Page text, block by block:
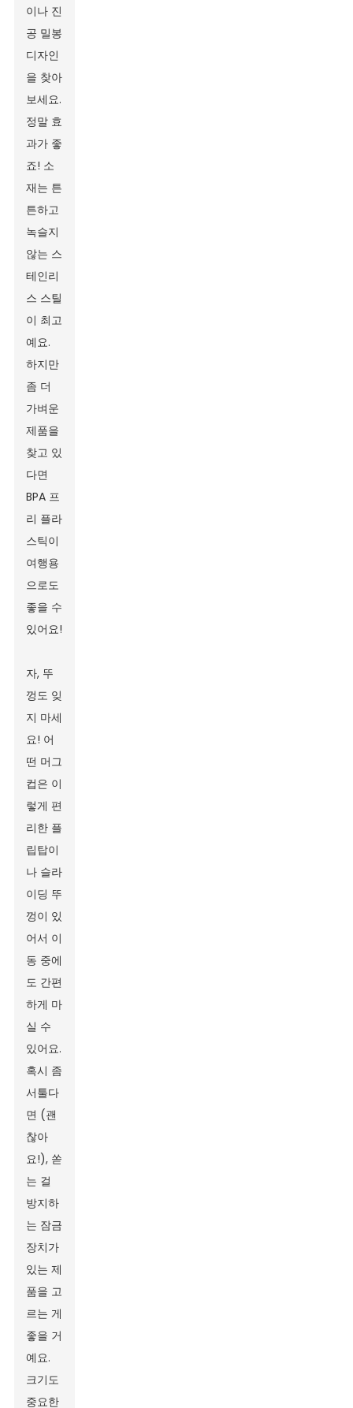
이나 진
공 밀봉
디자인
을 찾아
보세요.
정말 효
과가 좋
죠! 소
재는 튼
튼하고
녹슬지
않는 스
테인리
스 스틸
이 최고
예요.
하지만
좀 더
가벼운
제품을
찾고 있
다면
BPA 프
리 플라
스틱이
여행용
으로도
좋을 수
있어요!
자, 뚜
껑도 잊
지 마세
요! 어
떤 머그
컵은 이
렇게 편
리한 플
립탑이
나 슬라
이딩 뚜
껑이 있
어서 이
동 중에
도 간편
하게 마
실 수
있어요.
혹시 좀
서툴다
면 (괜
찮아
요!), 쏟
는 걸
방지하
는 잠금
장치가
있는 제
품을 고
르는 게
좋을 거
예요.
크기도
중요한